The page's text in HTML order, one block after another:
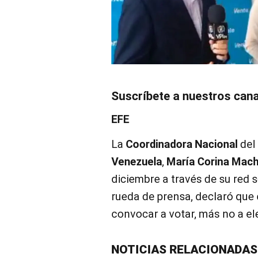
Suscríbete a nuestros
EFE
La Coordinadora Nacional
Venezuela, María Corina
diciembre a través de su red
rueda de prensa, declaró que
convocar a votar, más no a
NOTICIAS RELACIONADAS